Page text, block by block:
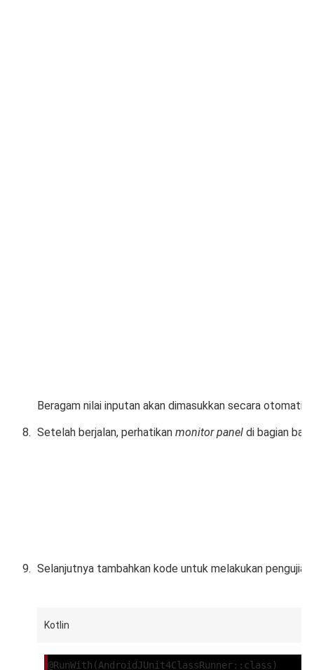
Beragam nilai inputan akan dimasukkan secara otomatis.
Setelah berjalan, perhatikan monitor paneldi bagian
Selanjutnya tambahkan kode untuk melakukan
Kotlin
@RunWith(AndroidJUnit4ClassRunner::class)